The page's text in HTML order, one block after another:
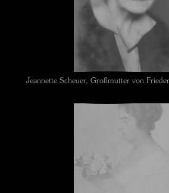
Jeannette Scheuer, Großmutter von